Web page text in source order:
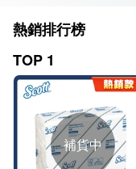
熱銷排行榜
TOP 1
補貨中